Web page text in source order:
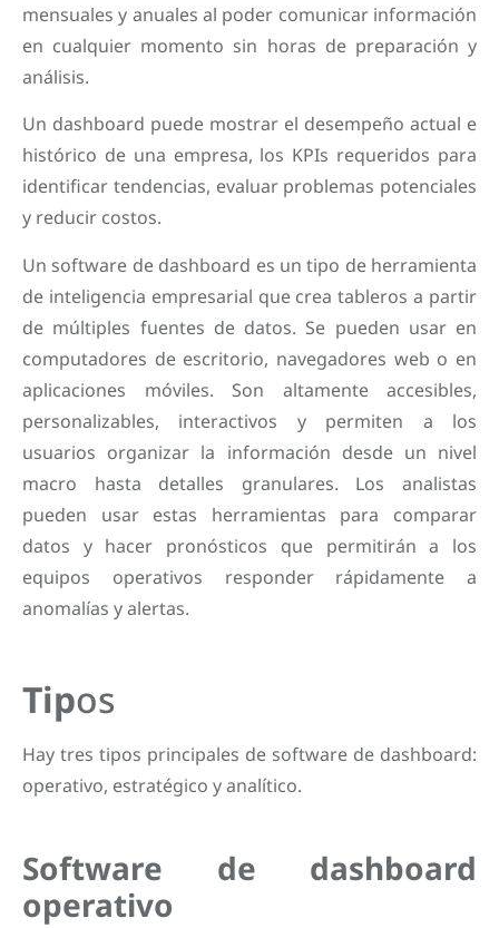
mensuales y anuales al poder comunicar información
en cualquier momento sin horas de preparación y
análisis.
Un dashboard puede mostrar el desempeño actual e
histórico de una empresa, los KPIs requeridos para
identificar tendencias, evaluar problemas potenciales
y reducir costos.
Un software de dashboard es un tipo de herramienta
de inteligencia empresarial que crea tableros a partir
de múltiples fuentes de datos. Se pueden usar en
computadores de escritorio, navegadores web o en
aplicaciones móviles. Son altamente accesibles,
personalizables, interactivos y permiten a los
usuarios organizar la información desde un nivel
macro hasta detalles granulares. Los analistas
pueden usar estas herramientas para comparar
datos y hacer pronósticos que permitirán a los
equipos operativos responder rápidamente a
anomalías y alertas.
Tipos
Hay tres tipos principales de software de dashboard:
operativo, estratégico y analítico.
Software de dashboard
operativo